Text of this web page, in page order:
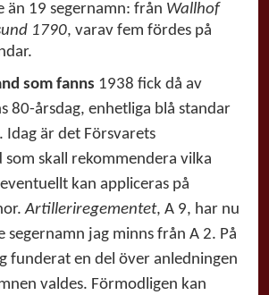
än 19 segernamn: från Wallhof
1790, varav fem fördes på
som fanns 1938 fick då av
80-årsdag, enhetliga blå standar
Idag är det Försvarets
skall rekommendera vilka
kan appliceras på
Artilleriregementet, A 9, har nu
segernamn jag minns från A 2. På
funderat en del över anledningen
valdes. Förmodligen kan